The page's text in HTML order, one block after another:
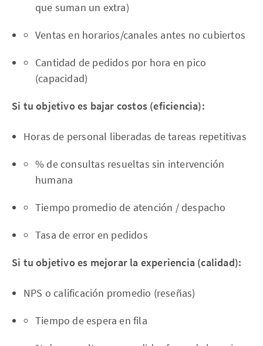
que suman un extra)
Ventas en horarios/canales antes no cubiertos
Cantidad de pedidos por hora en pico
(capacidad)
Si tu objetivo es bajar costos (eficiencia):
Horas de personal liberadas de tareas repetitivas
% de consultas resueltas sin intervención
humana
Tiempo promedio de atención / despacho
Tasa de error en pedidos
Si tu objetivo es mejorar la experiencia (calidad):
NPS o calificación promedio (reseñas)
Tiempo de espera en fila